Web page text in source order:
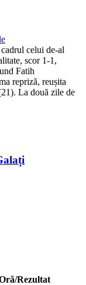
celui de-al
scor 1-1,
Fatih
repriză, reușita
La două zile de
Rezultat